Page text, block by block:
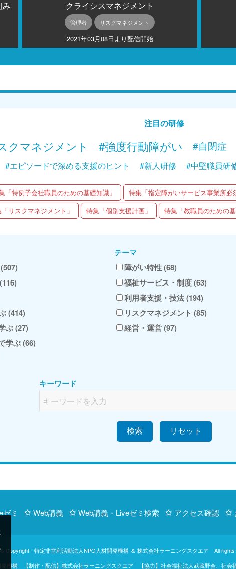
み クライシスマネジメント
管理者 リスクマネジメント
2021年03月08日より配信開始
注目の研修
クマネジメント #強度行動障がい #自閉症
#エピソードで深める支援のヒント #新人研修 #中堅職員研
「特例子会社職員のための基礎知識」 特集「指定障がいサービス事業所必
リスクマネジメント」 特集「個別支援計画」 特集「教職員のための基
(414)
ぶ (27)
学ぶ (66)
テーマ
障がい特性 (68)
福祉サービス・制度 (63)
利用者支援・技法 (194)
リスクマネジメント (85)
経営・運営 (97)
キーワード
検索
ミ Web講義 Web講義・Liveゼミ検索 アクセス確認
Copyright - 特定非営利活動法人NPO人材開発機構 ＆ 株式会社ラーニングスクエア All
機構 【制作・配信】株式会社ラーニングスクエア 【協力】社会福祉法人武蔵野会、社会